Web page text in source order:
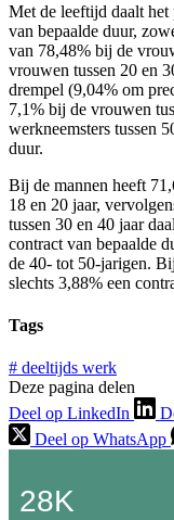
Met de leeftijd daalt het
van bepaalde duur,
van 78,48% bij de
vrouwen tussen 20 en
drempel (9,04% om
7,1% bij de vrouwen
werkneemsters tussen
duur.
Bij de mannen heeft
18 en 20 jaar,
tussen 30 en 40 jaar
contract van bepaalde
de 40- tot 50-jarigen.
slechts 3,88% een
Tags
# deeltijds werk
Deze pagina delen
Deel op LinkedIn
Deel op WhatsApp
28K